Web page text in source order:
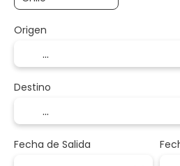
Origen
Destino
Fecha de Salida